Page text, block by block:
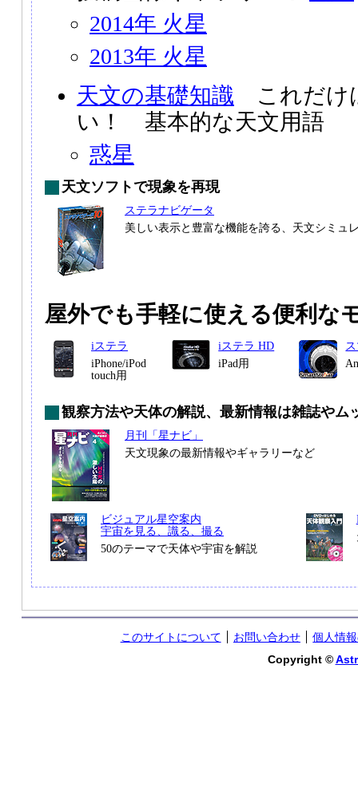
2014年 火星
2013年 火星
天文の基礎知識 これだけ
い！ 基本的な天文用語
惑星
天文ソフトで現象を再現
ステラナビゲータ
美しい表示と豊富な機能を誇る、天文シミュ
屋外でも手軽に使える便利な
iステラ
iPhone/iPod
touch用
iステラ HD
iPad用
観察方法や天体の解説、最新情報は雑誌やム
月刊「星ナビ」
天文現象の最新情報やギャラリーなど
ビジュアル星空案内
宇宙を見る、識る、撮る
50のテーマで天体や宇宙を解説
このサイトについて お問い合わせ
個人情
Copyright ©